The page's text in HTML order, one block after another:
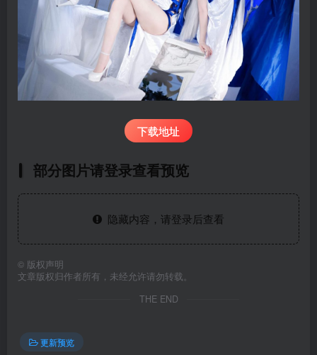
下载地址
部分图片请登录查看预览
隐藏内容，请登录后查看
© 版权声明
文章版权归作者所有，未经允许请勿转载。
THE END
更新预览